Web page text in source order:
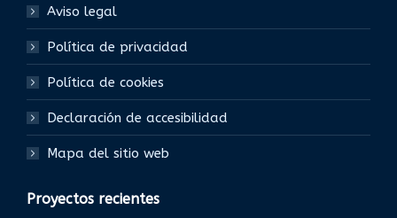
Aviso legal
Política de privacidad
Política de cookies
Declaración de accesibilidad
Mapa del sitio web
Proyectos recientes